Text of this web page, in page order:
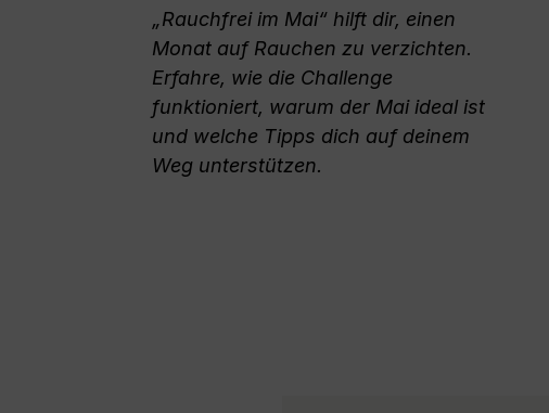
„Rauchfrei im Mai“ hilft dir, einen
Monat auf Rauchen zu verzichten.
Erfahre, wie die Challenge
funktioniert, warum der Mai ideal ist
und welche Tipps dich auf deinem
Weg unterstützen.